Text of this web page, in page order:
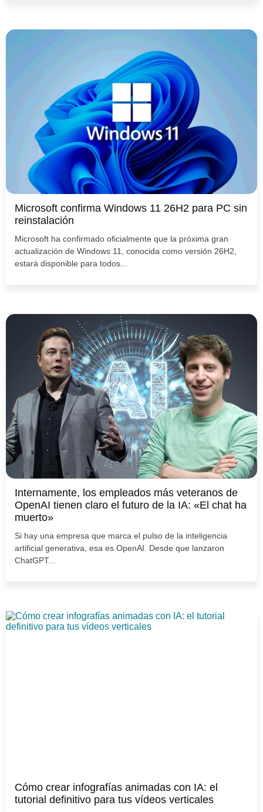
Microsoft confirma Windows 11 26H2 para PC sin
reinstalación
Microsoft ha confirmado oficialmente que la próxima gran
actualización de Windows 11, conocida como versión 26H2,
estará disponible para todos...
Internamente, los empleados más veteranos de
OpenAI tienen claro el futuro de la IA: «El chat ha
muerto»
Si hay una empresa que marca el pulso de la inteligencia
artificial generativa, esa es OpenAI. Desde que lanzaron
ChatGPT...
Cómo crear infografías animadas con IA: el
tutorial definitivo para tus vídeos verticales